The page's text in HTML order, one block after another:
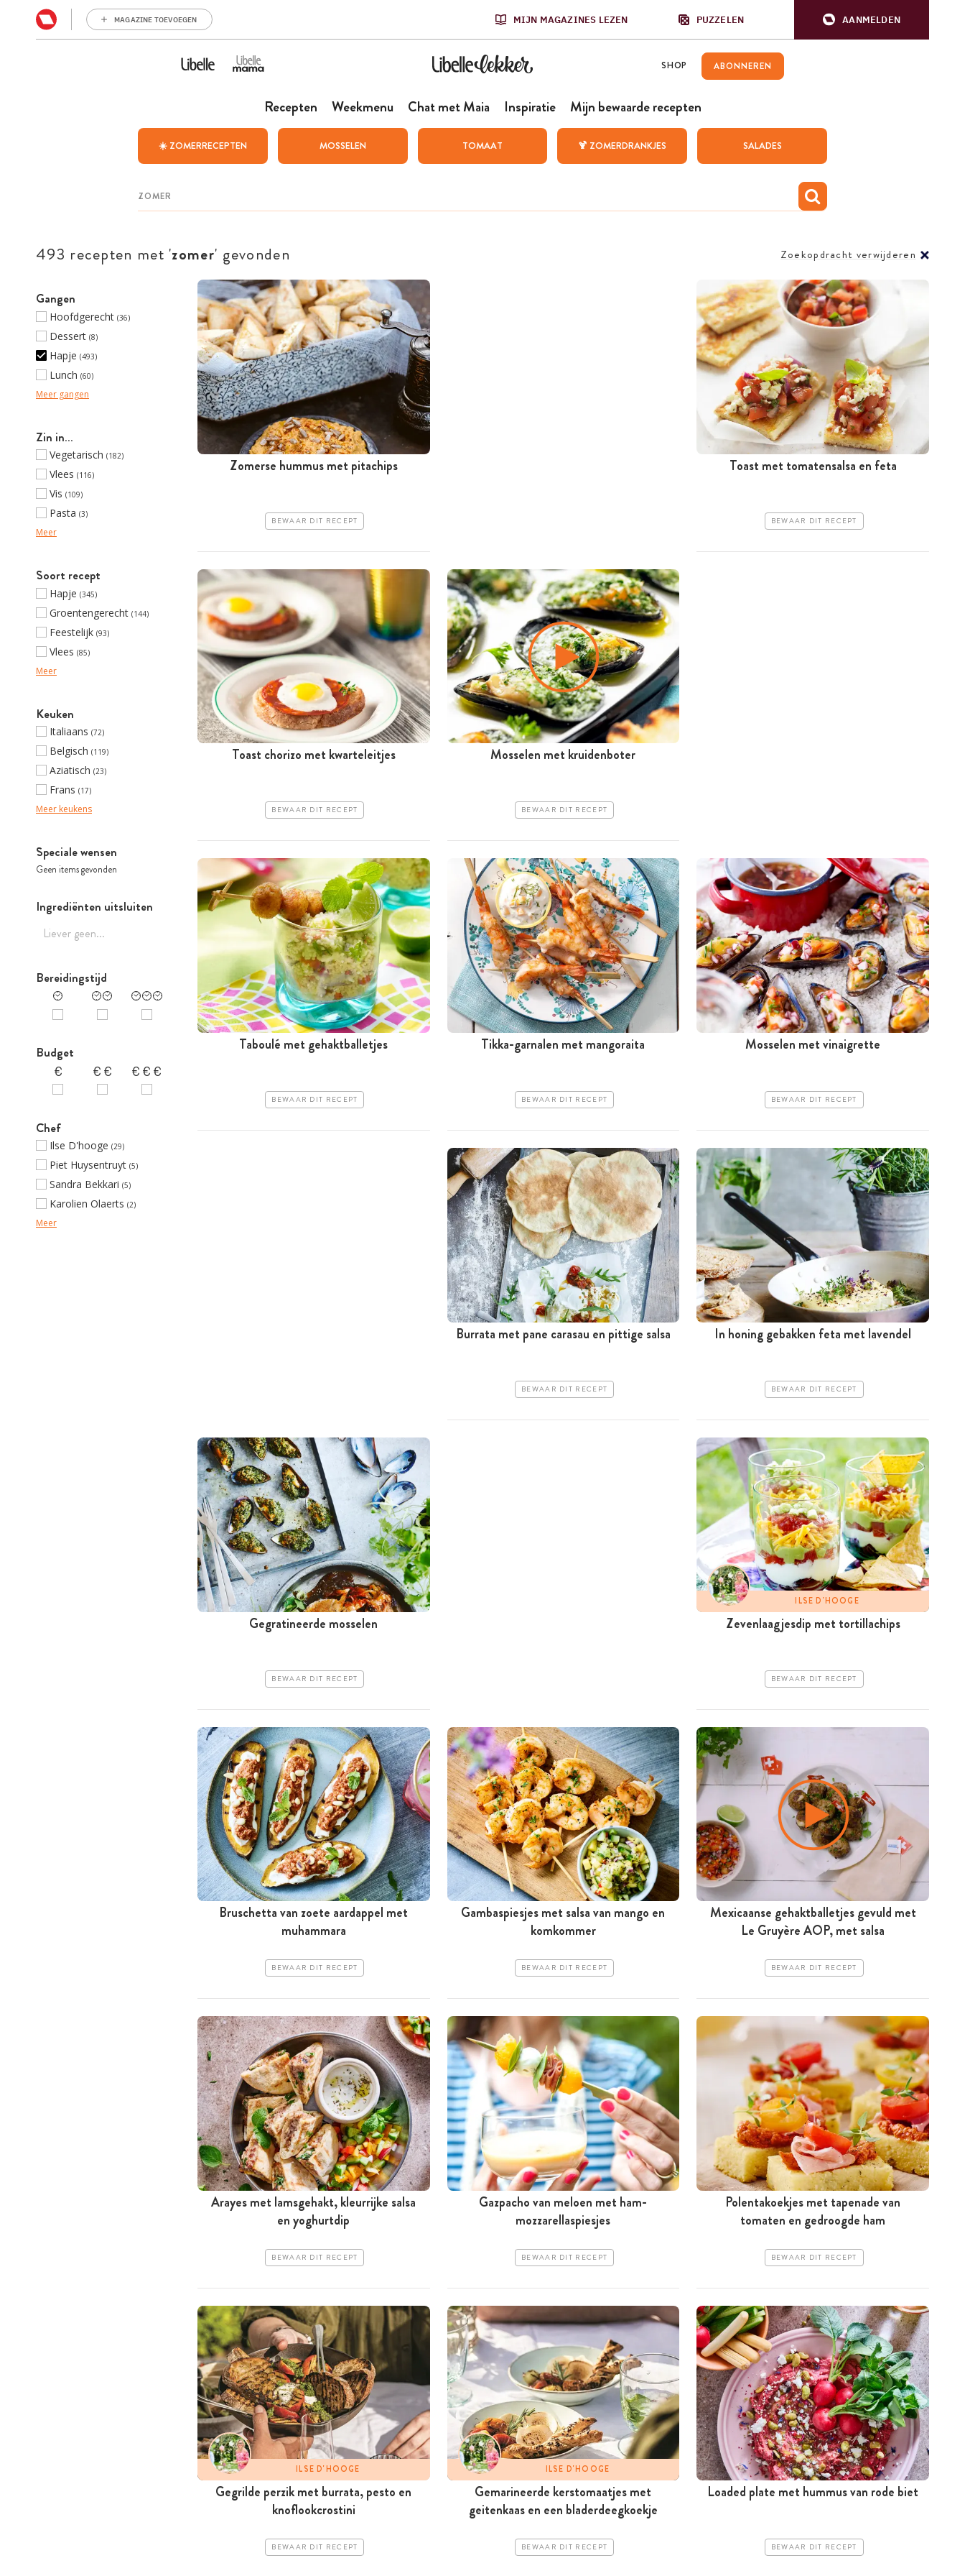
MAGAZINE TOEVOEGEN MIJN MAGAZINES LEZEN PUZZELEN AANMELDEN
SHOP ABONNEREN
Recepten Weekmenu Chat met Maia Inspiratie Mijn bewaarde recepten
☀️ ZOMERRECEPTEN MOSSELEN TOMAAT 🍹 ZOMERDRANKJES SALADES
493 recepten met 'zomer' gevonden Zoekopdracht verwijderen
Gangen
Hoofdgerecht (36)
Dessert (8)
Hapje (493)
Lunch (60)
Meer gangen
Zin in…
Vegetarisch (182)
Vlees (116)
Vis (109)
Pasta (3)
Meer
Soort recept
Hapje (345)
Groentengerecht (144)
Feestelijk (93)
Vlees (85)
Meer
Keuken
Italiaans (72)
Belgisch (119)
Aziatisch (23)
Frans (17)
Meer keukens
Speciale wensen
Geen items gevonden
Ingrediënten uitsluiten
Bereidingstijd
Budget
Chef
Ilse D'hooge (29)
Piet Huysentruyt (5)
Sandra Bekkari (5)
Karolien Olaerts (2)
Meer
Zomerse hummus met pitachips
BEWAAR DIT RECEPT
Toast met tomatensalsa en feta
BEWAAR DIT RECEPT
Toast chorizo met kwarteleitjes
BEWAAR DIT RECEPT
Mosselen met kruidenboter
BEWAAR DIT RECEPT
Taboulé met gehaktballetjes
BEWAAR DIT RECEPT
Tikka-garnalen met mangoraita
BEWAAR DIT RECEPT
Mosselen met vinaigrette
BEWAAR DIT RECEPT
Burrata met pane carasau en pittige salsa
BEWAAR DIT RECEPT
In honing gebakken feta met lavendel
BEWAAR DIT RECEPT
Gegratineerde mosselen
BEWAAR DIT RECEPT
ILSE D'HOOGE
Zevenlaagjesdip met tortillachips
BEWAAR DIT RECEPT
Bruschetta van zoete aardappel met
muhammara
BEWAAR DIT RECEPT
Gambaspiesjes met salsa van mango en
komkommer
BEWAAR DIT RECEPT
Mexicaanse gehaktballetjes gevuld met
Le Gruyère AOP, met salsa
BEWAAR DIT RECEPT
Arayes met lams­gehakt, kleurrijke salsa
en ­yoghurtdip
BEWAAR DIT RECEPT
Gazpacho van meloen met ham-
mozzarellaspiesjes
BEWAAR DIT RECEPT
Polentakoekjes met tapenade van
tomaten en gedroogde ham
BEWAAR DIT RECEPT
ILSE D'HOOGE
Gegrilde perzik met burrata, pesto en
knoflookcrostini
BEWAAR DIT RECEPT
ILSE D'HOOGE
Gemarineerde kerstomaatjes met
geitenkaas en een bladerdeegkoekje
BEWAAR DIT RECEPT
Loaded plate met hummus van rode biet
BEWAAR DIT RECEPT